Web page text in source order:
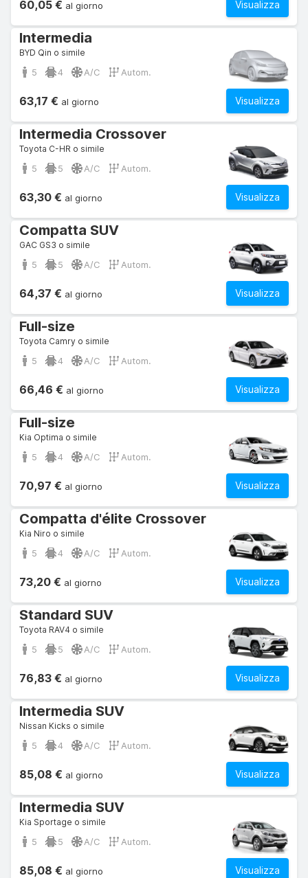
Visualizza
60,05 € al giorno
Intermedia
BYD Qin o simile
5 4 A/C Autom.
Visualizza
63,17 € al giorno
Intermedia Crossover
Toyota C-HR o simile
5 5 A/C Autom.
Visualizza
63,30 € al giorno
Compatta SUV
GAC GS3 o simile
5 5 A/C Autom.
Visualizza
64,37 € al giorno
Full-size
Toyota Camry o simile
5 4 A/C Autom.
Visualizza
66,46 € al giorno
Full-size
Kia Optima o simile
5 4 A/C Autom.
Visualizza
70,97 € al giorno
Compatta d'élite Crossover
Kia Niro o simile
5 4 A/C Autom.
Visualizza
73,20 € al giorno
Standard SUV
Toyota RAV4 o simile
5 5 A/C Autom.
Visualizza
76,83 € al giorno
Intermedia SUV
Nissan Kicks o simile
5 4 A/C Autom.
Visualizza
85,08 € al giorno
Intermedia SUV
Kia Sportage o simile
5 5 A/C Autom.
Visualizza
85,08 € al giorno